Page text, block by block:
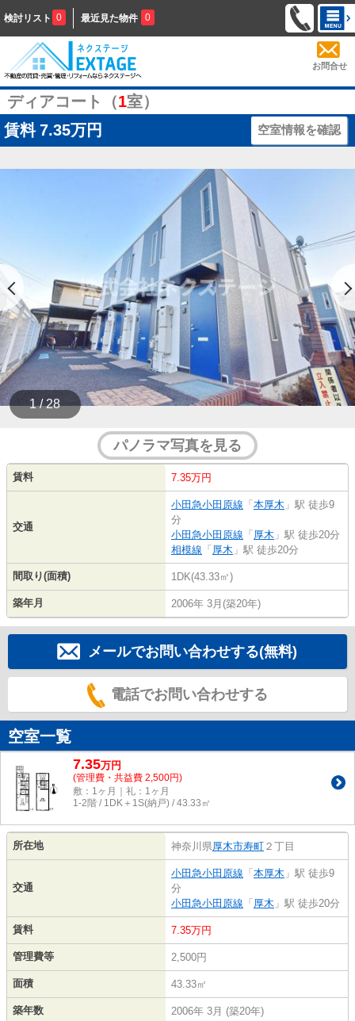
検討リスト 0 最近見た物件 0
お問合せ
ディアコート（1室）
賃料 7.35万円 空室情報を確認
1 / 28
パノラマ写真を見る
賃料 7.35万円
交通
小田急小田原線 「 本厚木 」駅 徒歩9
分
小田急小田原線 「 厚木 」駅 徒歩20分
相模線 「 厚木 」駅 徒歩20分
間取り(面積) 1DK(43.33㎡)
築年月 2006年 3月(築20年)
メールでお問い合わせする(無料)
電話でお問い合わせする
空室一覧
7.35万円
(管理費・共益費 2,500円)
敷：1ヶ月｜礼：1ヶ月
1-2階 / 1DK＋1S(納戸) / 43.33㎡
所在地 神奈川県厚木市寿町 ２丁目
交通
小田急小田原線 「 本厚木 」駅 徒歩9
分
小田急小田原線 「 厚木 」駅 徒歩20分
賃料 7.35万円
管理費等 2,500円
面積 43.33㎡
築年数 2006年 3月 (築20年)